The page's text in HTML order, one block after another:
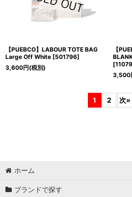
【PUEBCO】LABOUR TOTE BAG
Large Off White [501796]
3,600円(税別)
【
[
3,500
1 2 次»
ホーム
ブランドで探す